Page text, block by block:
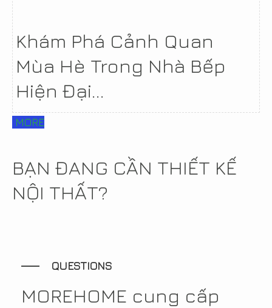
Khám Phá Cảnh Quan
Mùa Hè Trong Nhà Bếp
Hiện Đại...
MORE
BẠN ĐANG CẦN THIẾT KẾ
NỘI THẤT?
QUESTIONS
MOREHOME cung cấp